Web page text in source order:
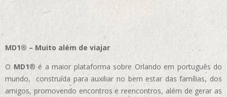
MD1® – Muito além de viajar
O MD1® é a maior plataforma sobre Orlando em português do
mundo, construída para auxiliar no bem estar das famílias, dos
amigos, promovendo encontros e reencontros, além de gerar as